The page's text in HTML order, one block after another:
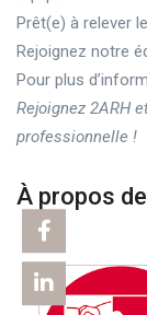
Prêt(e) à relever
Rejoignez notre
Pour plus
Rejoignez 2ARH
professionnelle !
À propos